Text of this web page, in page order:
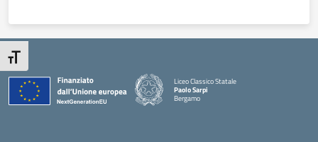
Attiva/disattiva dimensione testo
Liceo Classico Statale
Paolo Sarpi
Bergamo
— Visita la pagina iniziale della scuola